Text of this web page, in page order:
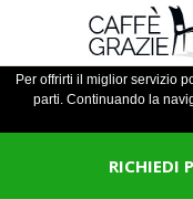
Per offrirti il miglior servizio
parti. Continuando la
RICHIEDI